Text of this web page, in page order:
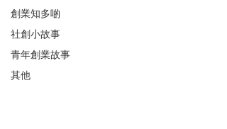
創業知多啲
社創小故事
青年創業故事
其他